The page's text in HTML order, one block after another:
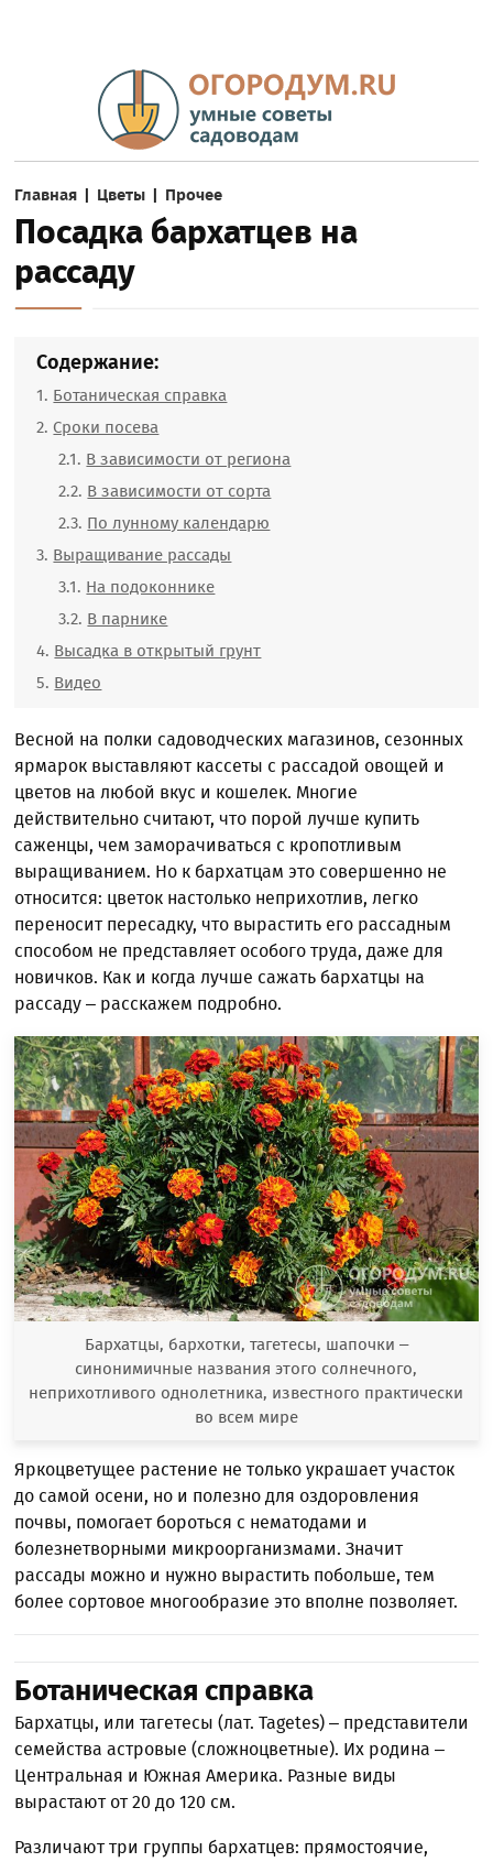
Главная | Цветы | Прочее
Посадка бархатцев на
рассаду
Содержание:
Ботаническая справка
Сроки посева
В зависимости от региона
В зависимости от сорта
По лунному календарю
Выращивание рассады
На подоконнике
В парнике
Высадка в открытый грунт
Видео
Весной на полки садоводческих магазинов, сезонных
ярмарок выставляют кассеты с рассадой овощей и
цветов на любой вкус и кошелек. Многие
действительно считают, что порой лучше купить
саженцы, чем заморачиваться с кропотливым
выращиванием. Но к бархатцам это совершенно не
относится: цветок настолько неприхотлив, легко
переносит пересадку, что вырастить его рассадным
способом не представляет особого труда, даже для
новичков. Как и когда лучше сажать бархатцы на
рассаду – расскажем подробно.
Бархатцы, бархотки, тагетесы, шапочки –
синонимичные названия этого солнечного,
неприхотливого однолетника, известного практически
во всем мире
Яркоцветущее растение не только украшает участок
до самой осени, но и полезно для оздоровления
почвы, помогает бороться с нематодами и
болезнетворными микроорганизмами. Значит
рассады можно и нужно вырастить побольше, тем
более сортовое многообразие это вполне позволяет.
Ботаническая справка
Бархатцы, или тагетесы (лат. Tagetes) – представители
семейства астровые (сложноцветные). Их родина –
Центральная и Южная Америка. Разные виды
вырастают от 20 до 120 см.
Различают три группы бархатцев: прямостоячие,